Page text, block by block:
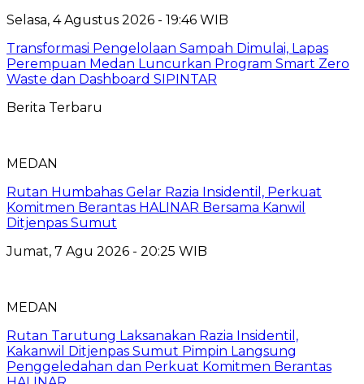
Selasa, 4 Agustus 2026 - 19:46 WIB
Transformasi Pengelolaan Sampah Dimulai, Lapas
Perempuan Medan Luncurkan Program Smart Zero
Waste dan Dashboard SIPINTAR
Berita Terbaru
MEDAN
Rutan Humbahas Gelar Razia Insidentil, Perkuat
Komitmen Berantas HALINAR Bersama Kanwil
Ditjenpas Sumut
Jumat, 7 Agu 2026 - 20:25 WIB
MEDAN
Rutan Tarutung Laksanakan Razia Insidentil,
Kakanwil Ditjenpas Sumut Pimpin Langsung
Penggeledahan dan Perkuat Komitmen Berantas